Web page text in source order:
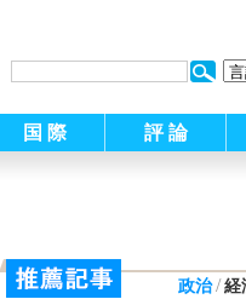
国 際 評 論
政治 / 経